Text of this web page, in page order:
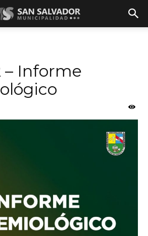
– Informe